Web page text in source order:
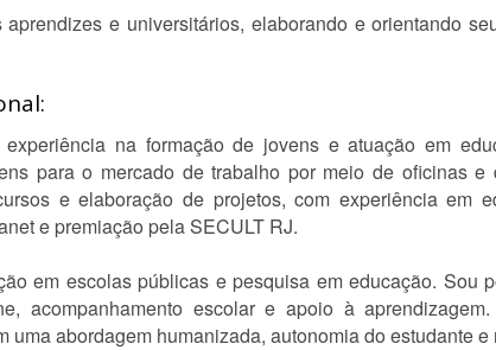
e universitários, elaborando e orientando
na formação de jovens e atuação em
para o mercado de trabalho por meio de oficinas e
e elaboração de projetos, com experiência em
e premiação pela SECULT RJ.
em escolas públicas e pesquisa em educação. Sou
acompanhamento escolar e apoio à
uma abordagem humanizada, autonomia do estudante e